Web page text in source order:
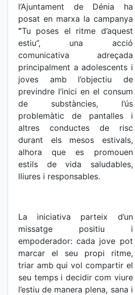
l’Ajuntament de Dénia ha
posat en marxa la campanya
“Tu poses el ritme d’aquest
estiu”, una acció
comunicativa adreçada
principalment a adolescents i
joves amb l’objectiu de
previndre l’inici en el consum
de substàncies, l’ús
problemàtic de pantalles i
altres conductes de risc
durant els mesos estivals,
alhora que es promouen
estils de vida saludables,
lliures i responsables.
La iniciativa parteix d’un
missatge positiu i
empoderador: cada jove pot
marcar el seu propi ritme,
triar amb qui vol compartir el
seu temps i decidir com viure
l’estiu de manera plena, sana i